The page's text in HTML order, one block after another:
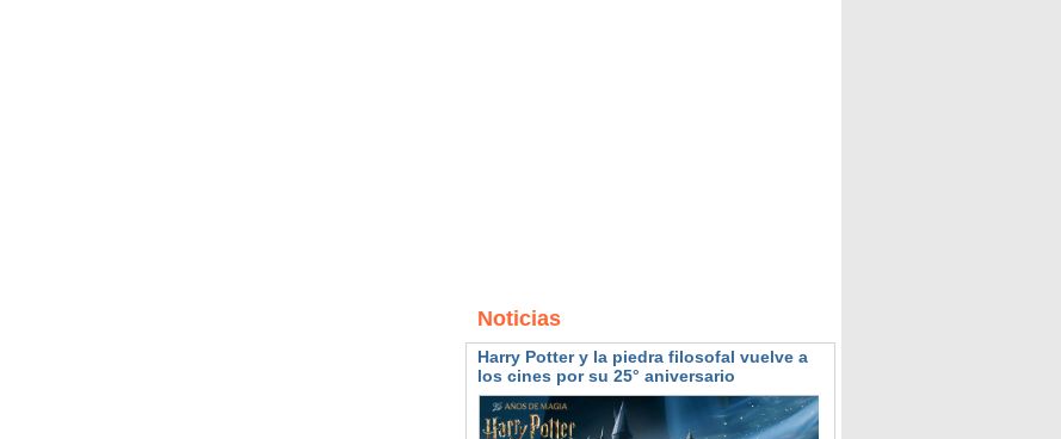
Noticias
Harry Potter y la piedra filosofal vuelve a
los cines por su 25° aniversario